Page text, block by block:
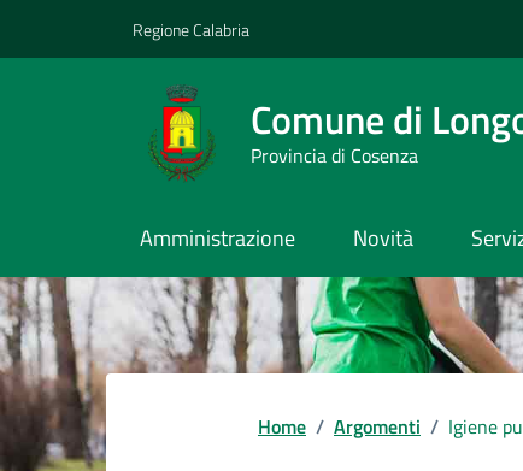
Regione Calabria
Comune di
Provincia di Cosenza
Amministrazione Novità
Home / Argomenti / Igiene